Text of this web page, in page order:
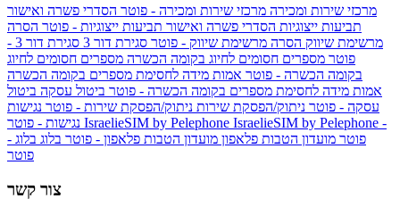
מרכזי שירות ומכירה מרכזי שירות ומכירה - פוטר הסדרי פשרה ואישור
תביעות ייצוגיות הסדרי פשרה ואישור תביעות ייצוגיות - פוטר הסרה
מרשימת שיווק הסרה מרשימת שיווק - פוטר סגירת דור 3
סגירת דור 3 -
פוטר מספרים חסומים לחיוג בקומה הכשרה מספרים חסומים לחיוג
בקומה הכשרה - פוטר אמות מידה לחסימת מספרים בקומה הכשרה
אמות מידה לחסימת מספרים בקומה הכשרה - פוטר ביטול עסקה ביטול
עסקה - פוטר ניתוק/הפסקת שירות ניתוק/הפסקת שירות - פוטר נגישות
IsraelieSIM by Pelephone IsraelieSIM by Pelephone -
פוטר מועדון הטבות פלאפון מועדון הטבות פלאפון - פוטר בלוג בלוג -
פוטר
צור קשר